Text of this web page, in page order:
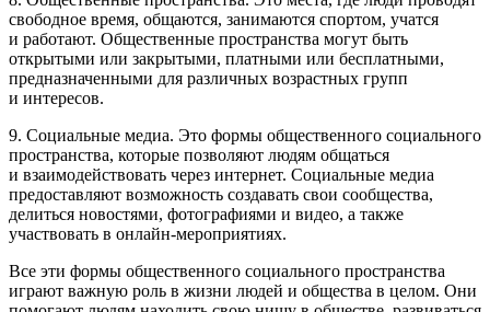
свободное время, общаются, занимаются спортом, учатся
и работают. Общественные пространства могут быть
открытыми или закрытыми, платными или бесплатными,
предназначенными для различных возрастных групп
и интересов.
9. Социальные медиа. Это формы общественного социального
пространства, которые позволяют людям общаться
и взаимодействовать через интернет. Социальные медиа
предоставляют возможность создавать свои сообщества,
делиться новостями, фотографиями и видео, а также
участвовать в онлайн-мероприятиях.
Все эти формы общественного социального пространства
играют важную роль в жизни людей и общества в целом. Они